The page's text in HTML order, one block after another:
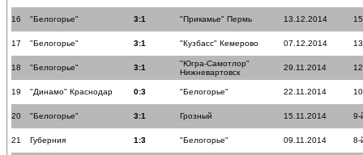
16 "Белогорье" 3:1 "Прикамье" Пермь 13.12.2014
17 "Белогорье" 3:1 "Кузбасс" Кемерово 07.12.2014
18 "Белогорье" 3:1
"Югра-Самотлор"
Нижневартовск
29.11.2014
19 "Динамо" Краснодар 0:3 "Белогорье" 22.11.2014
20 "Белогорье" 3:1 Грозный 15.11.2014 9-
21 Губерния 1:3 "Белогорье" 09.11.2014 8-